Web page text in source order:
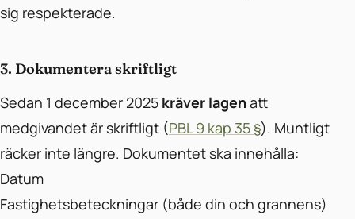
sig respekterade.
3. Dokumentera skriftligt
Sedan 1 december 2025 kräver lagenatt
medgivandet är skriftligt (PBL 9 kap 35 §). Muntligt
räcker inte längre. Dokumentet ska innehålla:
Datum
Fastighetsbeteckningar (både din och grannens)